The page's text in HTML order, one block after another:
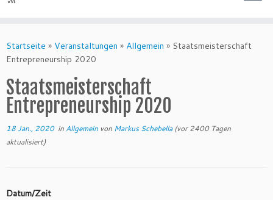
Startseite » Veranstaltungen » Allgemein » Staatsmeisterschaft
Entrepreneurship 2020
Staatsmeisterschaft
Entrepreneurship 2020
18 Jan., 2020in Allgemein von Markus Schebella(vor 2400 Tagen
aktualisiert)
Datum/Zeit